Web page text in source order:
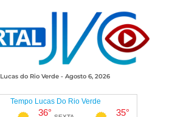
Lucas do Rio Verde - Agosto 6, 2026